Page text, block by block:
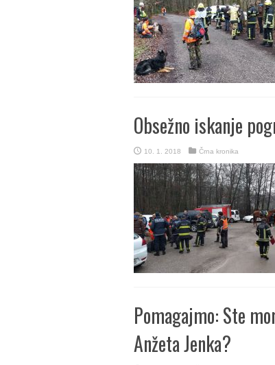
Obsežno iskanje
10. 1. 2018 Črna kronika
Pomagajmo: Ste
Anžeta Jenka?